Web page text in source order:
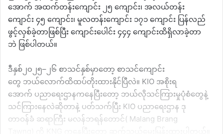
အောက် အထက်တန်းကျောင်း ၂၅ ကျောင်း၊ အလယ်တန်း
ကျောင်း ၄၅ ကျောင်း၊ မူလတန်းကျောင်း ၁၇၁ ကျောင်း ပြန်လည်
ဖွင့်လှစ်ခဲ့တာဖြစ်ပြီး ကျောင်းပေါင်း ၄၄၄ ကျောင်းထိရှိလာခဲ့တာ
ဘဲ ဖြစ်ပါတယ်။
ဒီနှစ်၂၀၂၅– ၂၆ စာသင်နှစ်မှာတော့ စာသင်ကျောင်း
တွေ ဘယ်လောက်ထိထပ်တိုးထားနိုင်ပြီလဲ။ KIO အစိုးရ
အောက် ပညာရေးဌာနကနေပြီးတော့ ဘယ်လိုသင်ကြားမှုပုံစံတွေနဲ့
သင်ကြားနေလဲဆိုတာနဲ့ ပတ်သက်ပြီး KIO ပညာရေးဌာန ဒု
တာဝန်ခံ ဆရာကြီး မလန်ဘရန်တောင် ( Malang Brang